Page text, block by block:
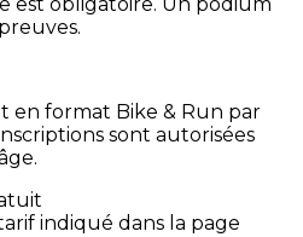
est obligatoire. Un podium
en format Bike & Run par
sont autorisées
indiqué dans la page